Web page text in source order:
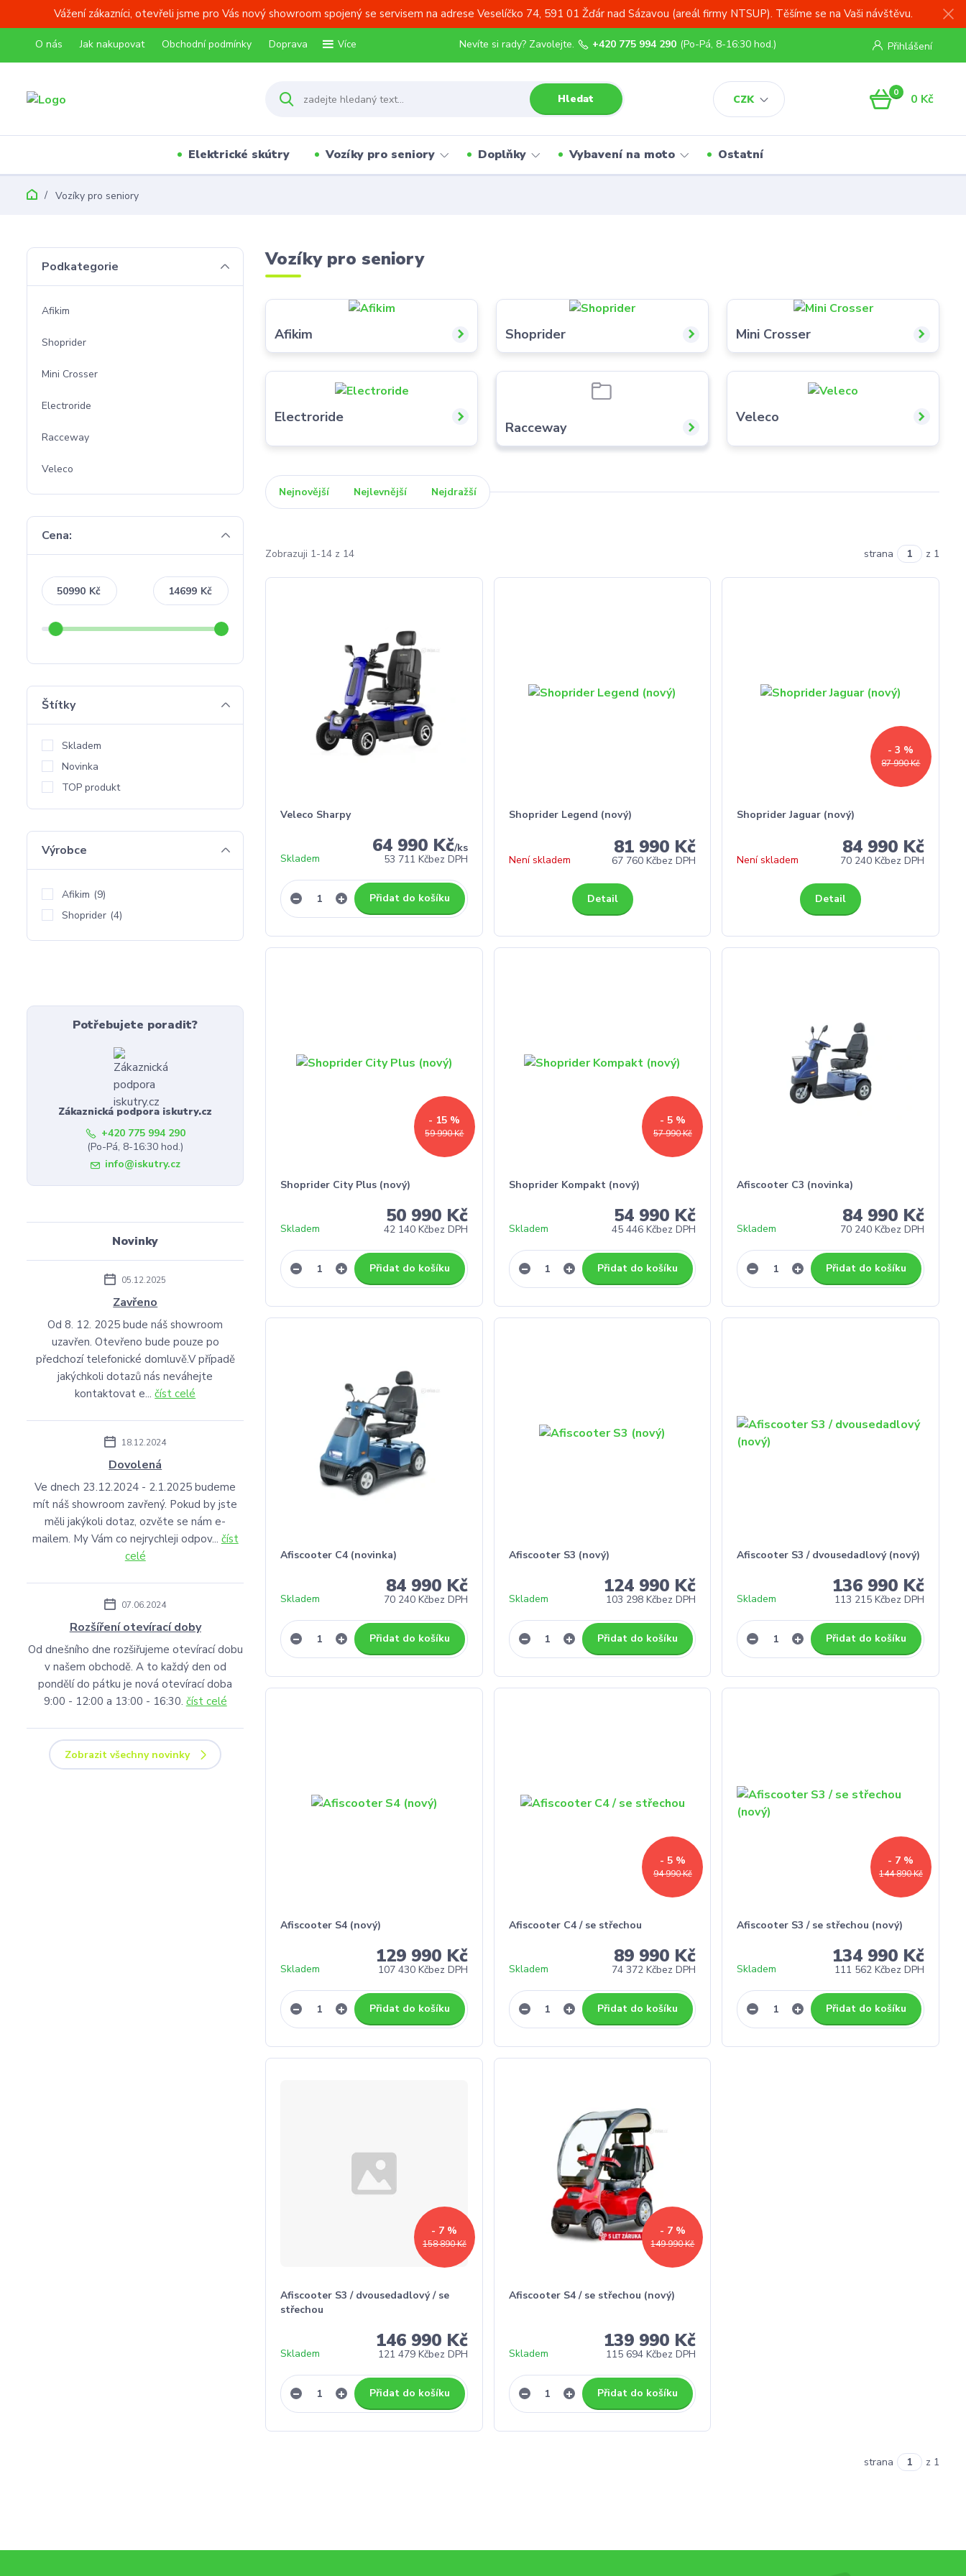
Vážení zákazníci, otevřeli jsme pro Vás nový showroom spojený se servisem na adrese Veselíčko 74, 591 01 Žďár nad Sázavou (areál firmy NTSUP). Těšíme se na Vaši návštěvu.
O nás Jak nakupovat Obchodní podmínky Doprava Více
CZK
Přihlášení
Hledat
Nevíte si rady? Zavolejte. +420 775 994 290 (Po-Pá, 8-16:30 hod.)
0 0 Kč
Elektrické skútry Vozíky pro seniory Doplňky Vybavení na moto Ostatní
Vozíky pro seniory
Vozíky pro seniory
Afikim Shoprider Mini Crosser
Electroride
Racceway
Veleco
Nejnovější Nejlevnější Nejdražší
Zobrazuji 1-14 z 14 strana z 1
Veleco Sharpy
64 990 Kč/ks
53 711 Kčbez DPH
Skladem
Přidat do košíku
Shoprider Legend (nový)
81 990 Kč
67 760 Kčbez DPH
Není skladem
Detail
87 990 Kč
- 3 %
Shoprider Jaguar (nový)
84 990 Kč
70 240 Kčbez DPH
Není skladem
Detail
59 990 Kč
- 15 %
Shoprider City Plus (nový)
50 990 Kč
42 140 Kčbez DPH
Skladem
Přidat do košíku
57 990 Kč
- 5 %
Shoprider Kompakt (nový)
54 990 Kč
45 446 Kčbez DPH
Skladem
Přidat do košíku
Afiscooter C3 (novinka)
84 990 Kč
70 240 Kčbez DPH
Skladem
Přidat do košíku
Afiscooter C4 (novinka)
84 990 Kč
70 240 Kčbez DPH
Skladem
Přidat do košíku
Afiscooter S3 (nový)
124 990 Kč
103 298 Kčbez DPH
Skladem
Přidat do košíku
Afiscooter S3 / dvousedadlový (nový)
136 990 Kč
113 215 Kčbez DPH
Skladem
Přidat do košíku
Afiscooter S4 (nový)
129 990 Kč
107 430 Kčbez DPH
Skladem
Přidat do košíku
94 990 Kč
- 5 %
Afiscooter C4 / se střechou
89 990 Kč
74 372 Kčbez DPH
Skladem
Přidat do košíku
144 890 Kč
- 7 %
Afiscooter S3 / se střechou (nový)
134 990 Kč
111 562 Kčbez DPH
Skladem
Přidat do košíku
158 890 Kč
- 7 %
Afiscooter S3 / dvousedadlový / se
střechou
146 990 Kč
121 479 Kčbez DPH
Skladem
Přidat do košíku
149 990 Kč
- 7 %
Afiscooter S4 / se střechou (nový)
139 990 Kč
115 694 Kčbez DPH
Skladem
Přidat do košíku
strana z 1
Podkategorie
Afikim
Shoprider
Mini Crosser
Electroride
Racceway
Veleco
Cena:
Kč Kč
Štítky
Skladem
Novinka
TOP produkt
Výrobce
Afikim (9)
Shoprider (4)
Potřebujete poradit?
Zákaznická podpora iskutry.cz
+420 775 994 290
(Po-Pá, 8-16:30 hod.)
info@iskutry.cz
Novinky
05.12.2025
Zavřeno
Od 8. 12. 2025 bude náš showroom
uzavřen. Otevřeno bude pouze po
předchozí telefonické domluvě.V případě
jakýchkoli dotazů nás neváhejte
kontaktovat e...číst celé
18.12.2024
Dovolená
Ve dnech 23.12.2024 - 2.1.2025 budeme
mít náš showroom zavřený. Pokud by jste
měli jakýkoli dotaz, ozvěte se nám e-
mailem. My Vám co nejrychleji odpov... číst
celé
07.06.2024
Rozšíření otevírací doby
Od dnešního dne rozšiřujeme otevírací dobu
v našem obchodě. A to každý den od
pondělí do pátku je nová otevírací doba
9:00 - 12:00 a 13:00 - 16:30. číst celé
Zobrazit všechny novinky